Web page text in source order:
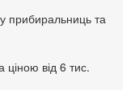
прибиральниць та
від 6 тис.